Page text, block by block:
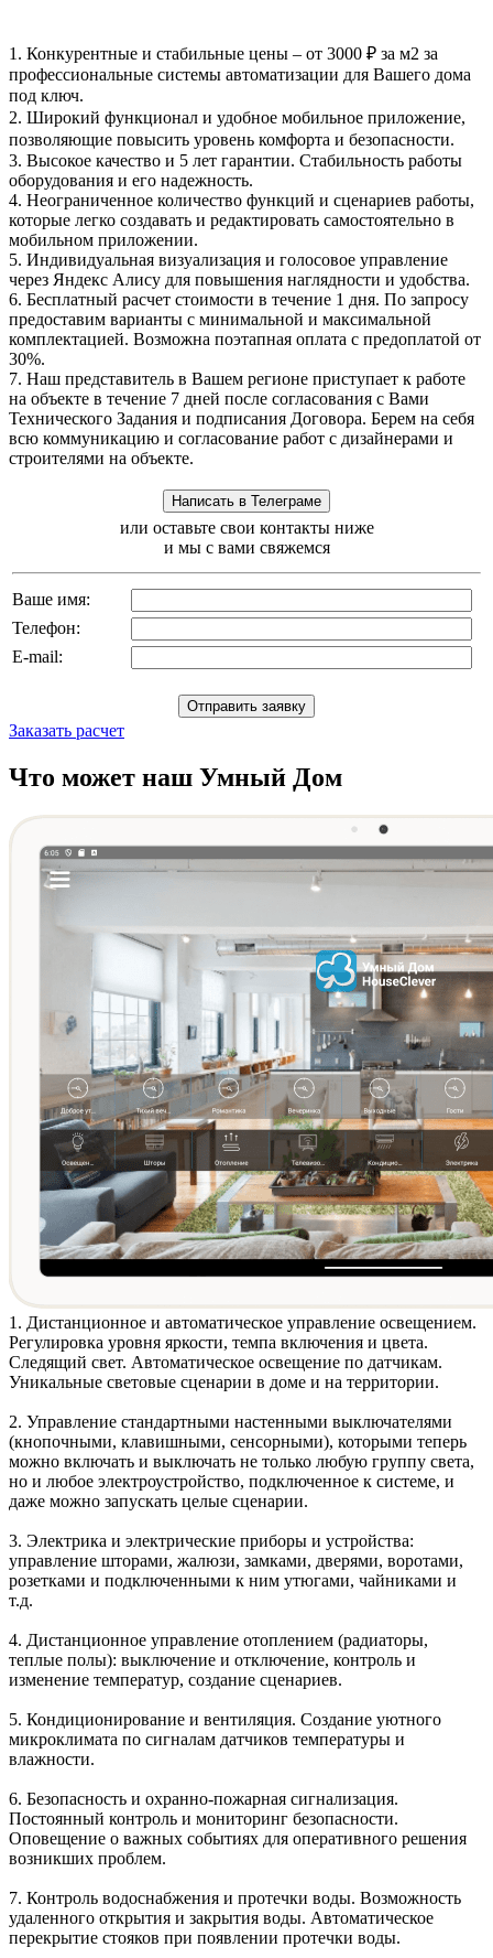
1. Конкурентные и стабильные цены – от 3000 ₽ за м2 за
профессиональные системы автоматизации для Вашего дома
под ключ.
2. Широкий функционал и удобное мобильное приложение,
позволяющие повысить уровень комфорта и безопасности.
3. Высокое качество и 5 лет гарантии. Стабильность работы
оборудования и его надежность.
4. Неограниченное количество функций и сценариев работы,
которые легко создавать и редактировать самостоятельно в
мобильном приложении.
5. Индивидуальная визуализация и голосовое управление
через Яндекс Алису для повышения наглядности и удобства.
6. Бесплатный расчет стоимости в течение 1 дня. По запросу
предоставим варианты с минимальной и максимальной
комплектацией. Возможна поэтапная оплата с предоплатой от
30%.
7. Наш представитель в Вашем регионе приступает к работе
на объекте в течение 7 дней после согласования с Вами
Технического Задания и подписания Договора. Берем на себя
всю коммуникацию и согласование работ с дизайнерами и
строителями на объекте.
или оставьте свои контакты ниже
и мы с вами свяжемся
Ваше имя:
Телефон:
E-mail:
Заказать расчет
Что может наш Умный Дом
1. Дистанционное и автоматическое управление освещением.
Регулировка уровня яркости, темпа включения и цвета.
Следящий свет. Автоматическое освещение по датчикам.
Уникальные световые сценарии в доме и на территории.
2. Управление стандартными настенными выключателями
(кнопочными, клавишными, сенсорными), которыми теперь
можно включать и выключать не только любую группу света,
но и любое электроустройство, подключенное к системе, и
даже можно запускать целые сценарии.
3. Электрика и электрические приборы и устройства:
управление шторами, жалюзи, замками, дверями, воротами,
розетками и подключенными к ним утюгами, чайниками и
т.д.
4. Дистанционное управление отоплением (радиаторы,
теплые полы): выключение и отключение, контроль и
изменение температур, создание сценариев.
5. Кондиционирование и вентиляция. Создание уютного
микроклимата по сигналам датчиков температуры и
влажности.
6. Безопасность и охранно-пожарная сигнализация.
Постоянный контроль и мониторинг безопасности.
Оповещение о важных событиях для оперативного решения
возникших проблем.
7. Контроль водоснабжения и протечки воды. Возможность
удаленного открытия и закрытия воды. Автоматическое
перекрытие стояков при появлении протечки воды.